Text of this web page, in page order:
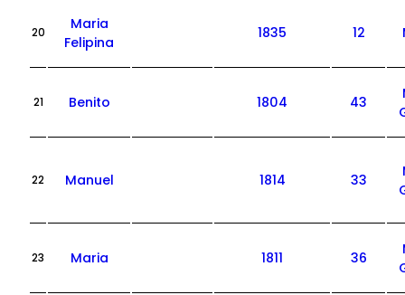
20
Maria
Felipina
1835 12
21 Benito 1804 43
22 Manuel 1814 33
23 Maria 1811 36